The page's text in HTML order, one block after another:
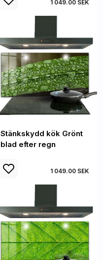
1 049.00 SEK
Stänkskydd kök Grönt
blad efter regn
1 049.00 SEK